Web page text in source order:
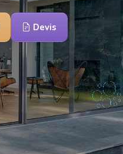
Devis